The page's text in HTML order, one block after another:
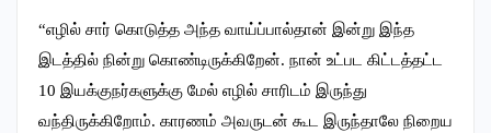
“எழில் சார் கொடுத்த அந்த வாய்ப்பால்தான் இன்று இந்த
இடத்தில் நின்று கொண்டிருக்கிறேன். நான் உட்பட கிட்டத்தட்ட
10 இயக்குநர்களுக்கு மேல் எழில் சாரிடம் இருந்து
வந்திருக்கிறோம். காரணம் அவருடன் கூட இருந்தாலே நிறைய